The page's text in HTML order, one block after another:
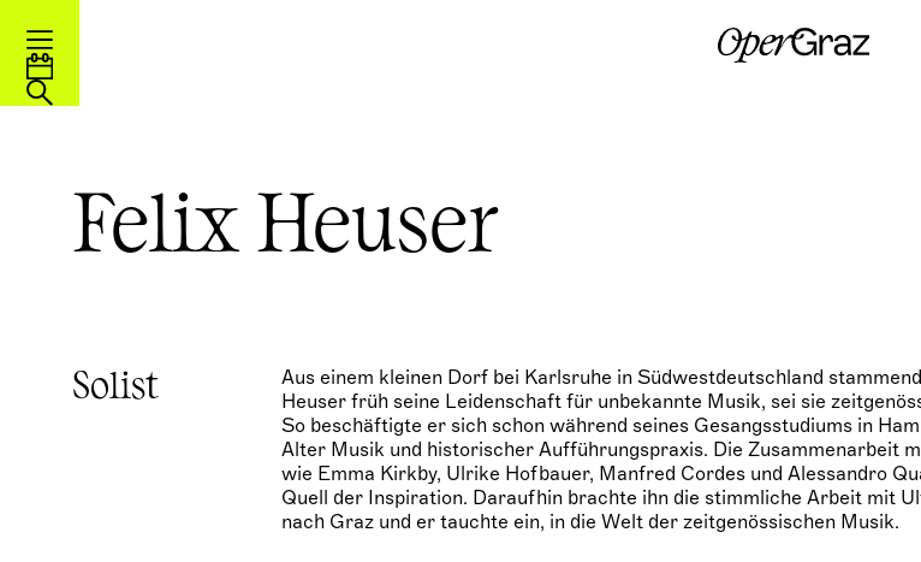
k
i
Felix Heuser
Aus einem kleinen Dorf bei Karlsruhe in Südwestdeutschland
Heuser früh seine Leidenschaft für unbekannte Musik, sei sie
So beschäftigte er sich schon während seines Gesangsstudiums in
Alter Musik und historischer Aufführungspraxis. Die Zusammenarbeit
wie Emma Kirkby, Ulrike Hofbauer, Manfred Cordes und Alessandro
Quell der Inspiration. Daraufhin brachte ihn die stimmliche Arbeit mit
nach Graz und er tauchte ein, in die Welt der zeitgenössischen Musik.
Solist